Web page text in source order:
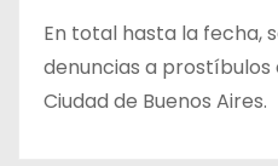
En total hasta la fecha,
denuncias a
Ciudad de Buenos Aires.